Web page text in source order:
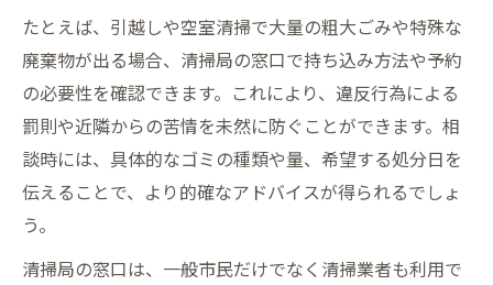
たとえば、引越しや空室清掃で大量の粗大ごみや特殊な
廃棄物が出る場合、清掃局の窓口で持ち込み方法や予約
の必要性を確認できます。これにより、違反行為による
罰則や近隣からの苦情を未然に防ぐことができます。相
談時には、具体的なゴミの種類や量、希望する処分日を
伝えることで、より的確なアドバイスが得られるでしょ
う。
清掃局の窓口は、一般市民だけでなく清掃業者も利用で